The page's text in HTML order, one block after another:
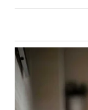
SULSEL